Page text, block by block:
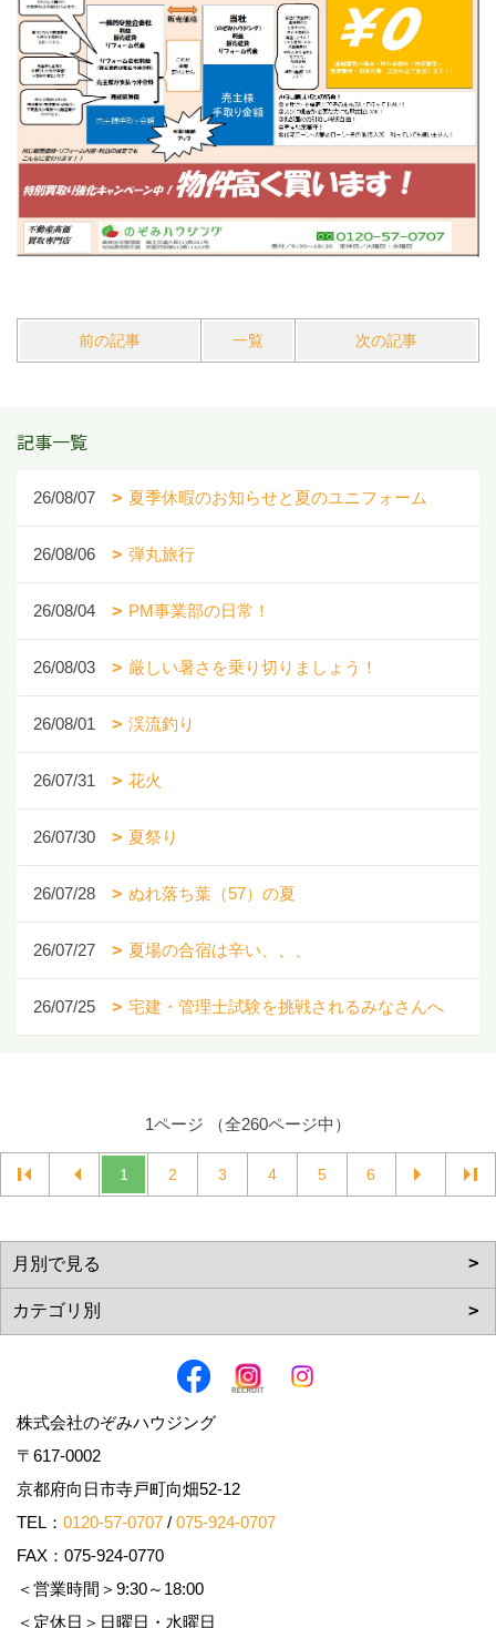
前の記事 一覧 次の記事
記事一覧
26/08/07 夏季休暇のお知らせと夏のユニフォーム
26/08/06 弾丸旅行
26/08/04 PM事業部の日常！
26/08/03 厳しい暑さを乗り切りましょう！
26/08/01 渓流釣り
26/07/31 花火
26/07/30 夏祭り
26/07/28 ぬれ落ち葉（57）の夏
26/07/27 夏場の合宿は辛い、、、
26/07/25 宅建・管理士試験を挑戦されるみなさんへ
1ページ （全260ページ中）
1 2 3 4 5 6
株式会社のぞみハウジング
〒617-0002
京都府向日市寺戸町向畑52-12
TEL： 0120-57-0707 / 075-924-0707
FAX：075-924-0770
＜営業時間＞9:30～18:00
＜定休日＞日曜日・水曜日